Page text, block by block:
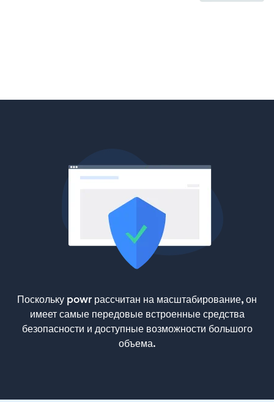
Поскольку powr рассчитан на масштабирование, он
имеет самые передовые встроенные средства
безопасности и доступные возможности большого
объема.